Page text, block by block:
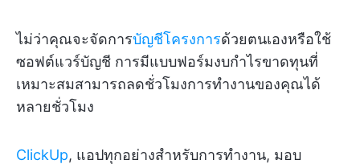
ไม่ว่าคุณจะจัดการบัญชีโครงการด้วยตนเองหรือใช้
ซอฟต์แวร์บัญชี การมีแบบฟอร์มงบกำไรขาดทุนที่
เหมาะสมสามารถลดชั่วโมงการทำงานของคุณได้
หลายชั่วโมง
ClickUp, แอปทุกอย่างสำหรับการทำงาน, มอบ